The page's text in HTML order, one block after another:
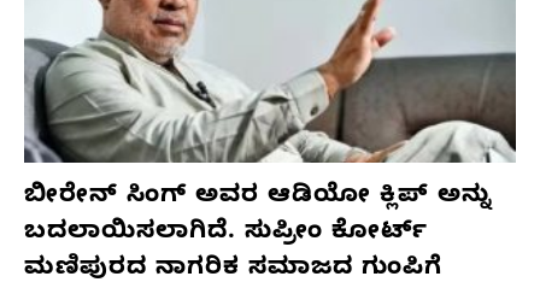
ಬೀರೇನ್ ಸಿಂಗ್ ಅವರ ಆಡಿಯೋ ಕ್ಲಿಪ್ ಅನ್ನು
ಬದಲಾಯಿಸಲಾಗಿದೆ. ಸುಪ್ರೀಂ ಕೋರ್ಟ್
ಮಣಿಪುರದ ನಾಗರಿಕ ಸಮಾಜದ ಗುಂಪಿಗೆ